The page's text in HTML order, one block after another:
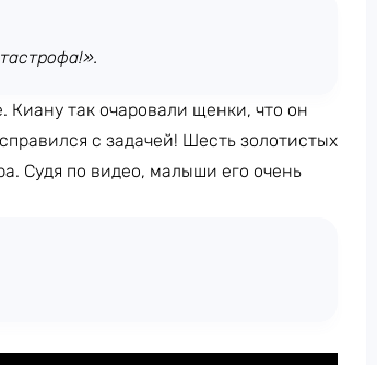
Киану так очаровали щенки, что он
с задачей! Шесть золотистых
Судя по видео, малыши его очень